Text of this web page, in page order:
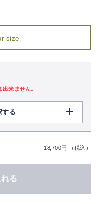
size
来ません。
する
18,700円 （税込）
る